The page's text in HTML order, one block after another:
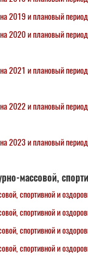
2019 и плановый
2020 и плановый
2021 и плановый
2022 и плановый
2023 и плановый
массовой,
спортивной и
спортивной и
спортивной и
спортивной и